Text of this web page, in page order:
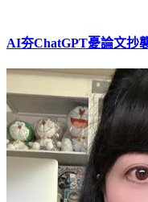
AI夯ChatGPT憂論文抄